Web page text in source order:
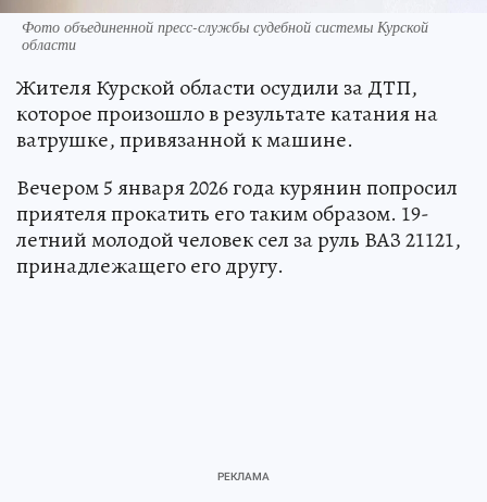
Фото объединенной пресс-службы судебной системы Курской
области
Жителя Курской области осудили за ДТП,
которое произошло в результате катания на
ватрушке, привязанной к машине.
Вечером 5 января 2026 года курянин попросил
приятеля прокатить его таким образом. 19-
летний молодой человек сел за руль ВАЗ 21121,
принадлежащего его другу.